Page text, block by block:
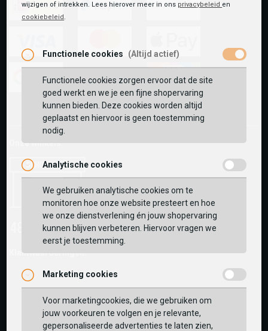
visa
fashion-
cheque
vvv-
giftcard
Onze winkels:
Klantwaarderingen:
wijzigen of intrekken. Lees hierover meer in ons privacybeleid en
cookiebeleid .
Functionele cookies (Altijd actief)
Functionele cookies zorgen ervoor dat de site
goed werkt en we je een fijne shopervaring
kunnen bieden. Deze cookies worden altijd
geplaatst en hiervoor is geen toestemming
nodig.
Analytische cookies
We gebruiken analytische cookies om te
monitoren hoe onze website presteert en hoe
we onze dienstverlening én jouw shopervaring
kunnen blijven verbeteren. Hiervoor vragen we
eerst je toestemming.
Marketing cookies
Voor marketingcookies, die we gebruiken om
jouw voorkeuren te volgen en je relevante,
gepersonaliseerde advertenties te laten zien,